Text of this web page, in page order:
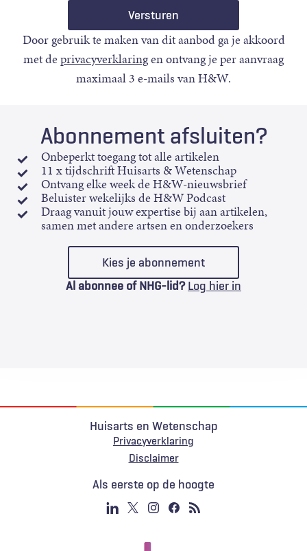
Door gebruik te maken van dit aanbod ga je akkoord
met deprivacyverklaringen ontvang je per aanvraag
maximaal 3 e-mails van H&W.
Abonnement afsluiten?
Onbeperkt toegang tot alle artikelen
11 x tijdschrift Huisarts & Wetenschap
Ontvang elke week de H&W-nieuwsbrief
Beluister wekelijks de H&W Podcast
Draag vanuit jouw expertise bij aan artikelen,
samen met andere artsen en onderzoekers
Kies je abonnement
Al abonnee of NHG-lid? Log hier in
Huisarts en Wetenschap
Privacyverklaring
Voet
Disclaimer
Als eerste op de hoogte